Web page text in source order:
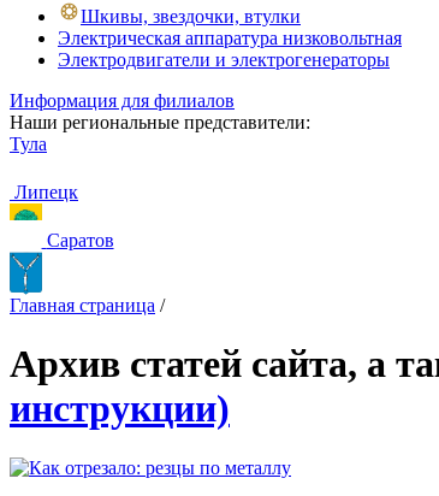
Шкивы, звездочки, втулки
Электрическая аппаратура низковольтная
Электродвигатели и электрогенераторы
Информация для филиалов
Наши региональные представители:
Тула
Липецк
Саратов
Главная страница /
Архив статей сайта, а
инструкции)